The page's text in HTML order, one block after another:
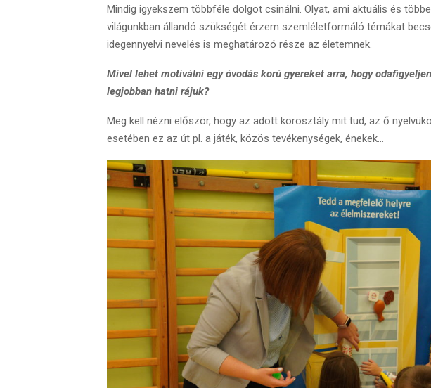
Mindig igyekszem többféle dolgot csinálni. Olyat, ami aktuális és
világunkban állandó szükségét érzem szemléletformáló témákat
idegennyelvi nevelés is meghatározó része az életemnek.
Mivel lehet motiválni egy óvodás korú gyereket arra, hogy
legjobban hatni rájuk?
Meg kell nézni először, hogy az adott korosztály mit tud, az ő
esetében ez az út pl. a játék, közös tevékenységek, énekek…